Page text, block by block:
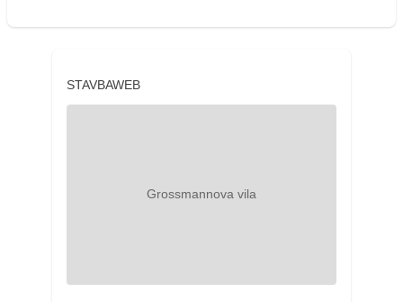
STAVBAWEB